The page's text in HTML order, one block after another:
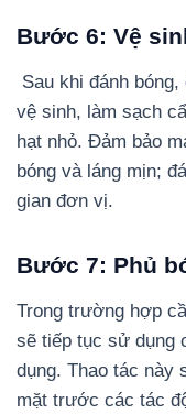
Bước 6: Vệ
Sau khi đánh
vệ sinh, làm sạch
hạt nhỏ. Đảm bảo
bóng và láng mịn;
gian đơn vị.
Bước 7: Phủ
Trong trường hợp
sẽ tiếp tục sử dụng
dụng. Thao tác này
mặt trước các tác